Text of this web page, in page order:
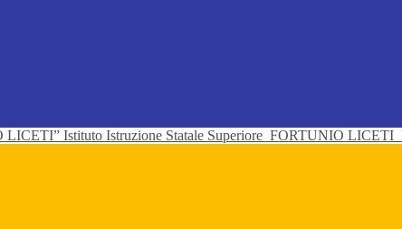
Istituto Istruzione Statale Superiore FORTUNIO LICETI